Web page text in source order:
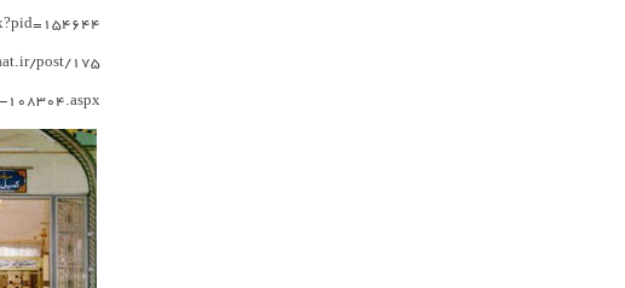
post/175
108304.aspx